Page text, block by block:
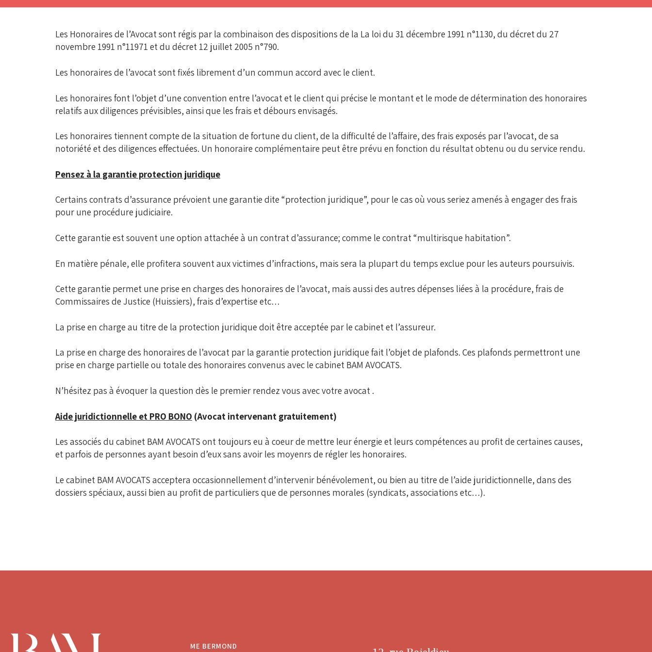
Les Honoraires de l’Avocat sont régis par la combinaison des dispositions de la La loi du 31 décembre 1991 n°1130, du décret du 27
novembre 1991 n°11971 et du décret 12 juillet 2005 n°790.
Les honoraires de l’avocat sont fixés librement d’un commun accord avec le client.
Les honoraires font l’objet d’une convention entre l’avocat et le client qui précise le montant et le mode de détermination des honoraires
relatifs aux diligences prévisibles, ainsi que les frais et débours envisagés.
Les honoraires tiennent compte de la situation de fortune du client, de la difficulté de l’affaire, des frais exposés par l’avocat, de sa
notoriété et des diligences effectuées. Un honoraire complémentaire peut être prévu en fonction du résultat obtenu ou du service rendu.
Pensez à la garantie protection juridique
Certains contrats d’assurance prévoient une garantie dite “protection juridique”, pour le cas où vous seriez amenés à engager des frais
pour une procédure judiciaire.
Cette garantie est souvent une option attachée à un contrat d’assurance; comme le contrat “multirisque habitation”.
En matière pénale, elle profitera souvent aux victimes d’infractions, mais sera la plupart du temps exclue pour les auteurs poursuivis.
Cette garantie permet une prise en charges des honoraires de l’avocat, mais aussi des autres dépenses liées à la procédure, frais de
Commissaires de Justice (Huissiers), frais d’expertise etc…
La prise en charge au titre de la protection juridique doit être acceptée par le cabinet et l’assureur.
La prise en charge des honoraires de l’avocat par la garantie protection juridique fait l’objet de plafonds. Ces plafonds permettront une
prise en charge partielle ou totale des honoraires convenus avec le cabinet BAM AVOCATS.
N’hésitez pas à évoquer la question dès le premier rendez vous avec votre avocat .
Aide juridictionnelle et PRO BONO (Avocat intervenant gratuitement)
Les associés du cabinet BAM AVOCATS ont toujours eu à coeur de mettre leur énergie et leurs compétences au profit de certaines causes,
et parfois de personnes ayant besoin d’eux sans avoir les moyenrs de régler les honoraires.
Le cabinet BAM AVOCATS acceptera occasionnellement d’intervenir bénévolement, ou bien au titre de l’aide juridictionnelle, dans des
dossiers spéciaux, aussi bien au profit de particuliers que de personnes morales (syndicats, associations etc…).
ME BERMOND